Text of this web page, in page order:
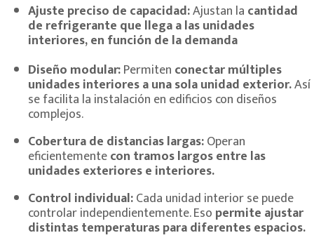
Ajuste preciso de capacidad:Ajustan la cantidad
de refrigerante que llega a las unidades
interiores, en función de la demanda
Diseño modular:Permiten conectar múltiples
unidades interiores a una sola unidad exterior.Así
se facilita la instalación en edificios con diseños
complejos.
Cobertura de distancias largas:Operan
eficientementecon tramos largos entre las
unidades exteriores e interiores.
Control individual:Cada unidad interior se puede
controlar independientemente. Eso permite ajustar
distintas temperaturas para diferentes espacios.